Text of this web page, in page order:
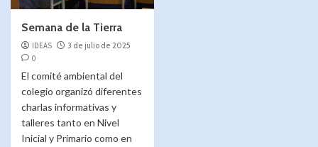
Semana de la Tierra
IDEAS
3 de julio de 2025
0
El comité ambiental del
colegio organizó diferentes
charlas informativas y
talleres tanto en Nivel
Inicial y Primario como en